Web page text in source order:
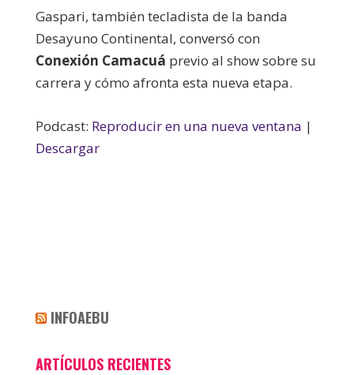
Gaspari, también tecladista de la banda
Desayuno Continental, conversó con
Conexión Camacuá previo al show sobre su
carrera y cómo afronta esta nueva etapa.
Podcast: Reproducir en una nueva ventana |
Descargar
INFOAEBU
ARTÍCULOS RECIENTES